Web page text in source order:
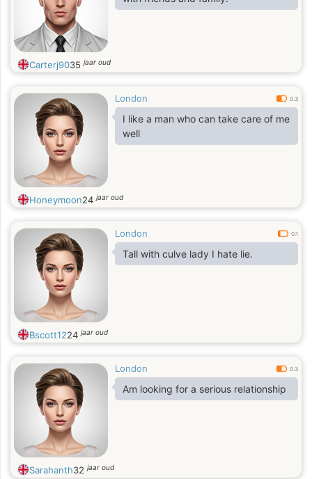
Carterj9035jaar oud
London 0.3
I like a man who can take care of me
well
Honeymoon24jaar oud
London 0.1
Tall with culve lady I hate lie.
Bscott1224jaar oud
London 0.3
Am looking for a serious relationship
Sarahanth32jaar oud